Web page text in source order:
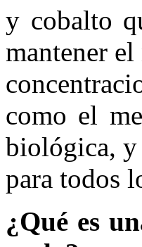
y cobalto
mantener
como el
biológica, y
para todos
¿Qué es